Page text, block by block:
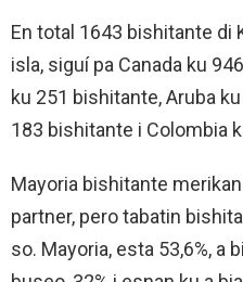
En total 1643 bishitante di
isla, siguí pa Canada ku
ku 251 bishitante, Aruba
183 bishitante i Colombia
Mayoria bishitante
partner, pero tabatin
so. Mayoria, esta 53,6%, a